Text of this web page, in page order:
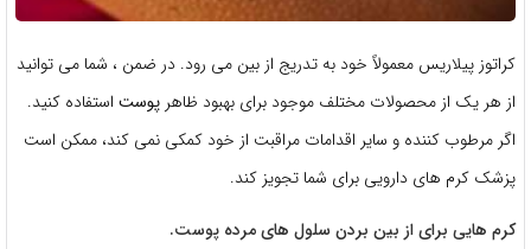
کراتوز پیلاریس معمولاً خود به تدریج از بین می رود. در ضمن ، شما می توانید
از هر یک از محصولات مختلف موجود برای بهبود ظاهر پوست استفاده کنید.
اگر مرطوب کننده و سایر اقدامات مراقبت از خود کمکی نمی کند، ممکن است
پزشک کرم های دارویی برای شما تجویز کند.
کرم هایی برای از بین بردن سلول های مرده پوست.